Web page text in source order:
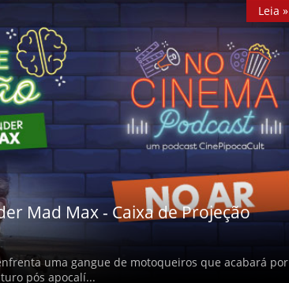
Mad Max - Caixa de Projeção
uma gangue de motoqueiros que acabará por
pós apocalí...
Leia »